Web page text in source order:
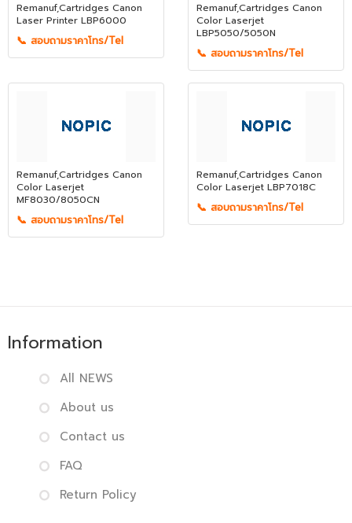
Remanuf,Cartridges Canon
Laser Printer LBP6000
📞 สอบถามราคาโทร/Tel
Remanuf,Cartridges Canon
Color Laserjet
LBP5050/5050N
📞 สอบถามราคาโทร/Tel
Remanuf,Cartridges Canon
Color Laserjet
MF8030/8050CN
📞 สอบถามราคาโทร/Tel
Remanuf,Cartridges Canon
Color Laserjet LBP7018C
📞 สอบถามราคาโทร/Tel
Information
All NEWS
About us
Contact us
FAQ
Return Policy